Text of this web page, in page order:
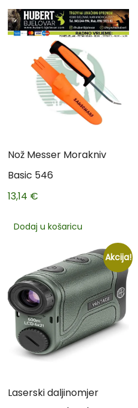
Nož Messer Morakniv
Basic 546
13,14 €
Dodaj u košaricu
Akcija!
Laserski daljinomjer